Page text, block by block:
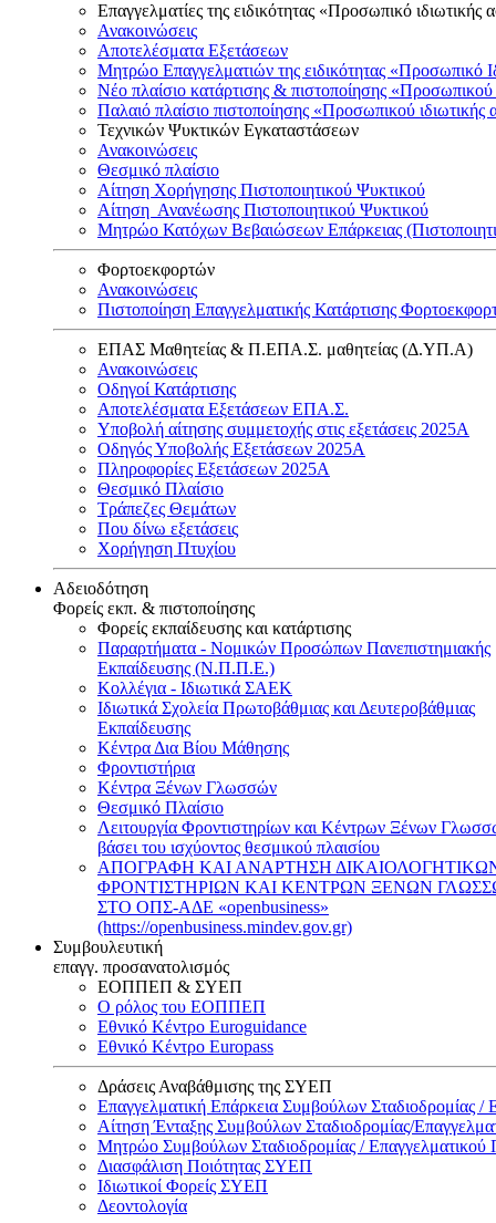
Επαγγελματίες της ειδικότητας «Προσωπικό ιδιωτικής
Ανακοινώσεις
Αποτελέσματα Εξετάσεων
Μητρώο Επαγγελματιών της ειδικότητας «Προσωπικό
Νέο πλαίσιο κατάρτισης & πιστοποίησης «Προσωπικού
Παλαιό πλαίσιο πιστοποίησης «Προσωπικού
Τεχνικών Ψυκτικών Εγκαταστάσεων
Ανακοινώσεις
Θεσμικό πλαίσιο
Αίτηση Χορήγησης Πιστοποιητικού Ψυκτικού
Αίτηση Ανανέωσης Πιστοποιητικού Ψυκτικού
Μητρώο Κατόχων Βεβαιώσεων Επάρκειας
Φορτοεκφορτών
Ανακοινώσεις
Πιστοποίηση Επαγγελματικής Κατάρτισης
ΕΠΑΣ Μαθητείας & Π.ΕΠΑ.Σ. μαθητείας (Δ.ΥΠ.Α)
Ανακοινώσεις
Oδηγοί Κατάρτισης
Αποτελέσματα Εξετάσεων ΕΠΑ.Σ.
Υποβολή αίτησης συμμετοχής στις εξετάσεις 2025Α
Οδηγός Υποβολής Εξετάσεων 2025A
Πληροφορίες Εξετάσεων 2025Α
Θεσμικό Πλαίσιο
Τράπεζες Θεμάτων
Που δίνω εξετάσεις
Χορήγηση Πτυχίου
Αδειοδότηση
Φορείς εκπ. & πιστοποίησης
Φορείς εκπαίδευσης και κατάρτισης
Παραρτήματα - Νομικών Προσώπων Πανεπιστημιακής
Εκπαίδευσης (Ν.Π.Π.Ε.)
Κολλέγια - Ιδιωτικά ΣΑΕΚ
Ιδιωτικά Σχολεία Πρωτοβάθμιας και Δευτεροβάθμιας
Εκπαίδευσης
Κέντρα Δια Βίου Μάθησης
Φροντιστήρια
Κέντρα Ξένων Γλωσσών
Θεσμικό Πλαίσιο
Λειτουργία Φροντιστηρίων και Κέντρων Ξένων
βάσει του ισχύοντος θεσμικού πλαισίου
ΑΠΟΓΡΑΦΗ ΚΑΙ ΑΝΑΡΤΗΣΗ
ΦΡΟΝΤΙΣΤΗΡΙΩΝ ΚΑΙ ΚΕΝΤΡΩΝ ΞΕΝΩΝ
ΣΤΟ ΟΠΣ-ΑΔΕ «openbusiness»
(https://openbusiness.mindev.gov.gr)
Συμβουλευτική
επαγγ. προσανατολισμός
ΕΟΠΠΕΠ & ΣΥΕΠ
Ο ρόλος του ΕΟΠΠΕΠ
Εθνικό Κέντρο Euroguidance
Εθνικό Κέντρο Europass
Δράσεις Αναβάθμισης της ΣΥΕΠ
Επαγγελματική Επάρκεια Συμβούλων Σταδιοδρομίας /
Αίτηση Ένταξης Συμβούλων Σταδιοδρομίας/
Μητρώο Συμβούλων Σταδιοδρομίας / Επαγγελματικού
Διασφάλιση Ποιότητας ΣΥΕΠ
Ιδιωτικοί Φορείς ΣΥΕΠ
Δεοντολογία